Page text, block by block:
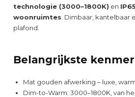
technologie (3000–1800K) en
woonruimtes . Dimbaar, kantelbaar
plafond.
Belangrijkste
Mat gouden afwerking – luxe,
Dim-to-Warm: 3000–1800K, van